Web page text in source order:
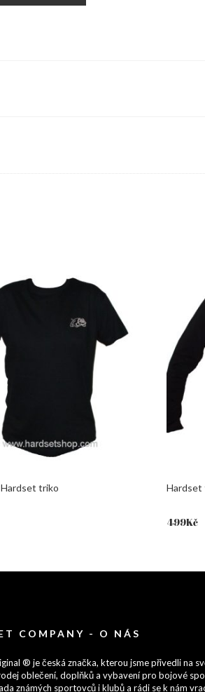
triko Hardset
499Kč
COMPANY - O NÁS
® je česká značka, kterou jsme přivedli na
oblečení, doplňků a vybavení pro bojové
známých sportovců i klubů a rádi se k nám